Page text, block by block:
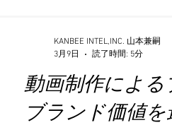
これは単なる広告やキャン
ば、SNSでのコミュニケー
ト、特別なコンテンツの提
方法の良いところは、ファ
動画制作による
ブランド価値
KANBEE INTEL,INC. 山本兼嗣
3月9日
読了時間: 5分